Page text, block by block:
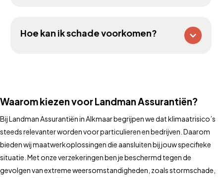
Hoe kan ik schade voorkomen?
Waarom kiezen voor Landman Assurantiën?
Bij Landman Assurantiën in Alkmaar begrijpen we dat klimaatrisico’s
steeds relevanter worden voor particulieren en bedrijven. Daarom
bieden wij maatwerkoplossingen die aansluiten bij jouw specifieke
situatie. Met onze verzekeringen ben je beschermd tegen de
gevolgen van extreme weersomstandigheden, zoals stormschade,